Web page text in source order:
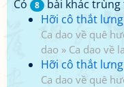
Có 8
bài khác
Hỡi cô thắt
Ca dao về quê
dao » Ca dao về
Hỡi cô thắt
Ca dao về quê